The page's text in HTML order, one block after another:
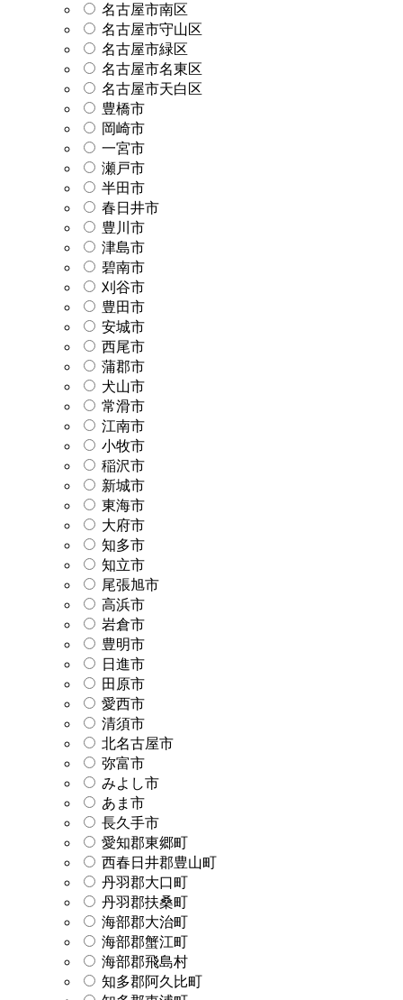
名古屋市南区
名古屋市守山区
名古屋市緑区
名古屋市名東区
名古屋市天白区
豊橋市
岡崎市
一宮市
瀬戸市
半田市
春日井市
豊川市
津島市
碧南市
刈谷市
豊田市
安城市
西尾市
蒲郡市
犬山市
常滑市
江南市
小牧市
稲沢市
新城市
東海市
大府市
知多市
知立市
尾張旭市
高浜市
岩倉市
豊明市
日進市
田原市
愛西市
清須市
北名古屋市
弥富市
みよし市
あま市
長久手市
愛知郡東郷町
西春日井郡豊山町
丹羽郡大口町
丹羽郡扶桑町
海部郡大治町
海部郡蟹江町
海部郡飛島村
知多郡阿久比町